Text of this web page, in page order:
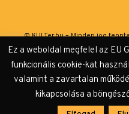
© KULTer.hu – Minden jog
Adatvédelmi tájékoztató
Ez a weboldal megfelel az EU
funkcionális cookie-kat
valamint a zavartalan
kikapcsolása a